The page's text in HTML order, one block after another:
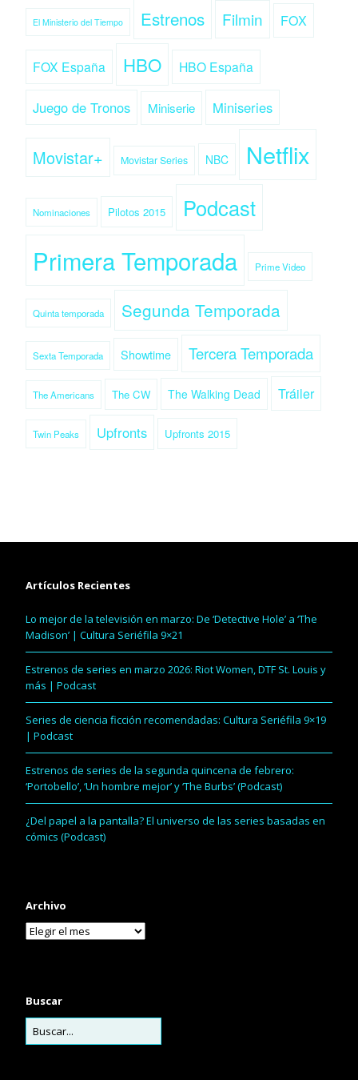
El Ministerio del Tiempo Estrenos Filmin FOX
FOX España HBO HBO España
Juego de Tronos Miniserie Miniseries
Movistar+ Movistar Series NBC Netflix
Nominaciones Pilotos 2015 Podcast
Primera Temporada Prime Video
Quinta temporada Segunda Temporada
Sexta Temporada Showtime Tercera Temporada
The Americans The CW The Walking Dead Tráiler
Twin Peaks Upfronts Upfronts 2015
Artículos Recientes
Lo mejor de la televisión en marzo: De ‘Detective Hole’ a ‘The
Madison’ | Cultura Seriéfila 9×21
Estrenos de series en marzo 2026: Riot Women, DTF St. Louis y
más | Podcast
Series de ciencia ficción recomendadas: Cultura Seriéfila 9×19
| Podcast
Estrenos de series de la segunda quincena de febrero:
‘Portobello’, ‘Un hombre mejor’ y ‘The Burbs’ (Podcast)
¿Del papel a la pantalla? El universo de las series basadas en
cómics (Podcast)
Archivo
Buscar